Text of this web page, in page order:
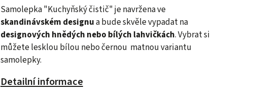
Samolepka "Kuchyňský čistič" je navržena ve
skandinávském designua bude skvěle vypadat na
designových hnědých nebo bílých lahvičkách. Vybrat si
můžete lesklou bílou nebo černou matnou variantu
samolepky.
Detailní informace